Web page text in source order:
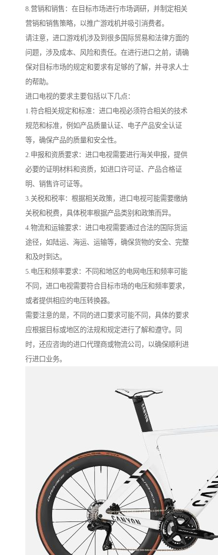
8.营销和销售：在目标市场进行市场调研，并制定相关
营销和销售策略，以推广游戏机并吸引消费者。
请注意，进口游戏机涉及到很多国际贸易和法律方面的
问题，涉及成本、风险和责任。在进行进口之前，请确
保对目标市场的规定和要求有足够的了解，并寻求人士
的帮助。
进口电视的要求主要包括以下几点：
1.符合相关规定和标准：进口电视必须符合相关的技术
规范和标准，例如产品质量认证、电子产品安全认证
等，确保产品的质量和安全性。
2.申报和资质要求：进口电视需要进行海关申报，提供
必要的证明材料和资质，如进口许可证、产品合格证
明、销售许可证等。
3.关税和税率：根据相关政策，进口电视可能需要缴纳
关税和税费，具体税率根据产品类别和政策而异。
4.物流和运输要求：进口电视需要通过合法的国际货运
途径，如陆运、海运、运输等，确保货物的安全、完整
和及时到达。
5.电压和频率要求：不同和地区的电网电压和频率可能
不同，进口电视需要符合目标市场的电压和频率要求，
或者提供相应的电压转换器。
需要注意的是，不同的进口要求可能不同，具体的要求
应根据目标或地区的法规和规定进行了解和遵守。同
时，还应咨询的进口代理商或物流公司，以确保顺利进
行进口业务。